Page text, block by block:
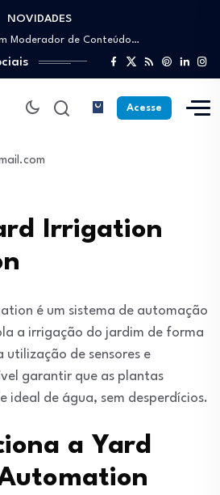
NOVIDADES
como Estoquista: O guia para…
Moderador de Conteúdo…
de Sucesso trabalhando…
Particulares Online e viver…
Solar: Como entrar no mercado…
como Estoquista: O guia para…
Moderador de Conteúdo…
de Sucesso trabalhando…
Acesse
Irrigation
é um sistema de automação
a irrigação do jardim de forma
de sensores e
garantir que as plantas
ideal de água, sem desperdícios.
a Yard